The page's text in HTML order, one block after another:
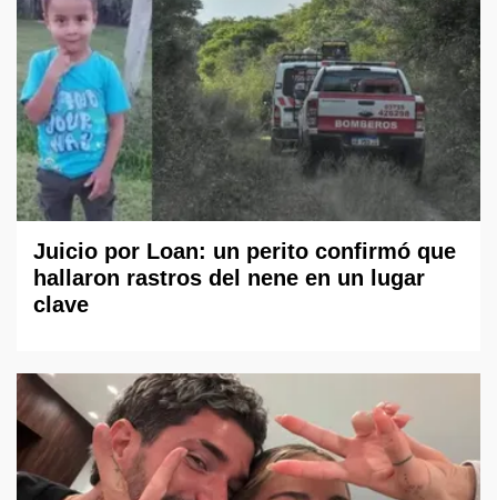
Juicio por Loan: un perito confirmó que
hallaron rastros del nene en un lugar
clave